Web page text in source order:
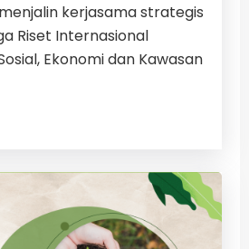
menjalin kerjasama strategis
Riset Internasional
Ekonomi dan Kawasan